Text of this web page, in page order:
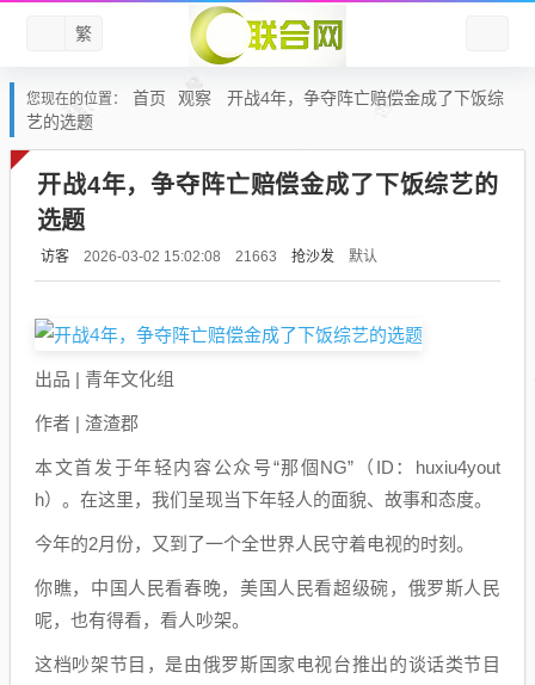
繁
您现在的位置： 首页 观察
开战4年，争夺阵亡赔偿金成了下饭综
艺的选题
开战4年，争夺阵亡赔偿金成了下饭综艺的
选题
访客 2026-03-02 15:02:08 21663 抢沙发 默认
出品 | 青年文化组
作者 | 渣渣郡
本文首发于年轻内容公众号“那個NG”（ID：huxiu4yout
h）。在这里，我们呈现当下年轻人的面貌、故事和态度。
今年的2月份，又到了一个全世界人民守着电视的时刻。
你瞧，中国人民看春晚，美国人民看超级碗，俄罗斯人民
呢，也有得看，看人吵架。
这档吵架节目，是由俄罗斯国家电视台推出的谈话类节目